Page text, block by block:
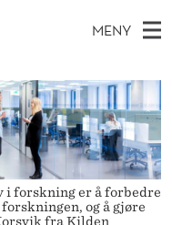
MENY
i forskning er å forbedre
og å gjøre
fra Kilden